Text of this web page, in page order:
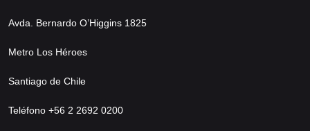
Avda. Bernardo O’Higgins 1825
Metro Los Héroes
Santiago de Chile
Teléfono +56 2 2692 0200